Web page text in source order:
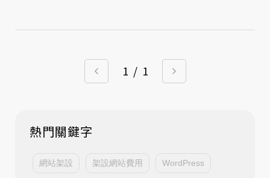
1 / 1
熱門關鍵字
網站架設 架設網站費用 WordPress